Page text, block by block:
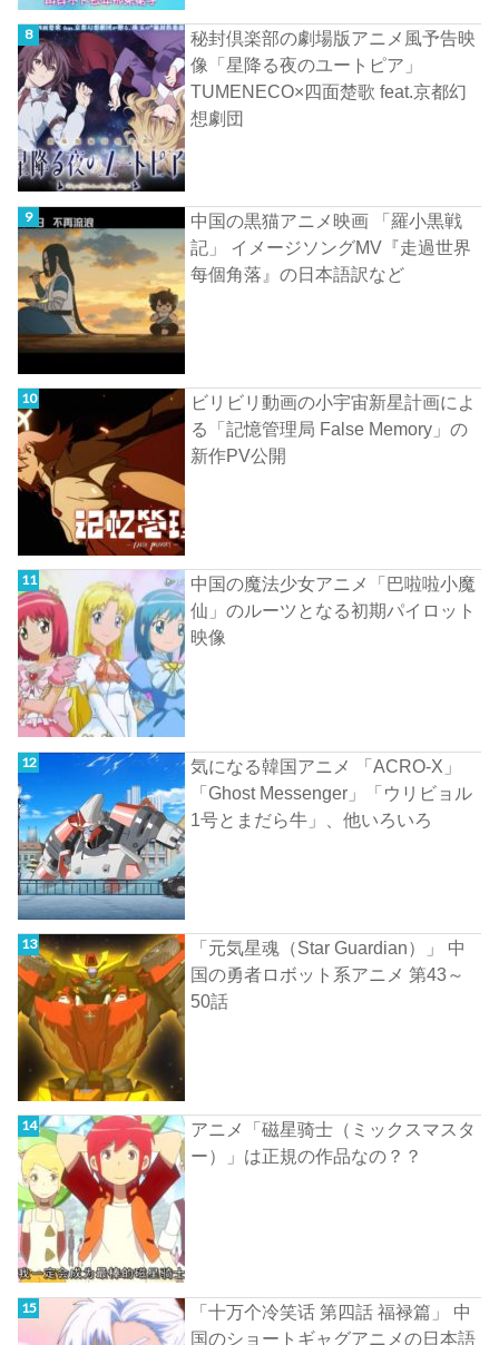
秘封倶楽部の劇場版アニメ風予告映
像「星降る夜のユートピア」
TUMENECO×四面楚歌 feat.京都幻
想劇団
中国の黒猫アニメ映画 「羅小黒戦
記」 イメージソングMV『走過世界
每個角落』の日本語訳など
ビリビリ動画の小宇宙新星計画によ
る「記憶管理局 False Memory」の
新作PV公開
中国の魔法少女アニメ「巴啦啦小魔
仙」のルーツとなる初期パイロット
映像
気になる韓国アニメ 「ACRO-X」
「Ghost Messenger」「ウリビョル
1号とまだら牛」、他いろいろ
「元気星魂（Star Guardian）」 中
国の勇者ロボット系アニメ 第43～
50話
アニメ「磁星骑士（ミックスマスタ
ー）」は正規の作品なの？？
「十万个冷笑话 第四話 福禄篇」 中
国のショートギャグアニメの日本語